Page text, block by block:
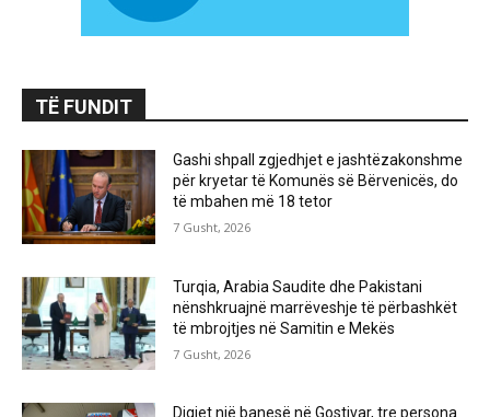
TË FUNDIT
Gashi shpall zgjedhjet e jashtëzakonshme
për kryetar të Komunës së Bërvenicës, do
të mbahen më 18 tetor
7 Gusht, 2026
Turqia, Arabia Saudite dhe Pakistani
nënshkruajnë marrëveshje të përbashkët
të mbrojtjes në Samitin e Mekës
7 Gusht, 2026
Digjet një banesë në Gostivar, tre persona